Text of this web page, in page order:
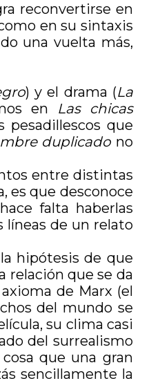
reconvertirse en
en su sintaxis
una vuelta más,
) y el drama (La
en
Las chicas
que
duplicado no
entre distintas
es que desconoce
falta haberlas
líneas de un relato
hipótesis de que
relación que se da
de Marx (el
del mundo se
su clima casi
del surrealismo
que una gran
sencillamente la